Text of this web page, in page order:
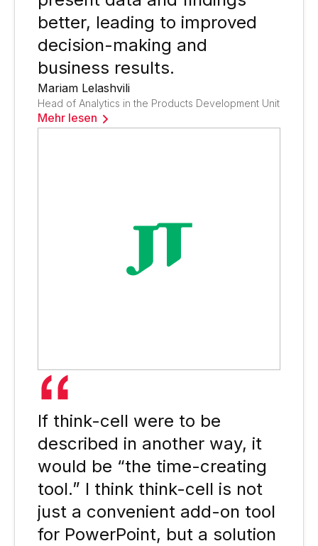
better, leading to improved
decision-making and
business results.
Mariam Lelashvili
Head of Analytics in the Products Development Unit
Mehr lesen
If think-cell were to be
described in another way, it
would be “the time-creating
tool.” I think think-cell is not
just a convenient add-on tool
for PowerPoint, but a solution